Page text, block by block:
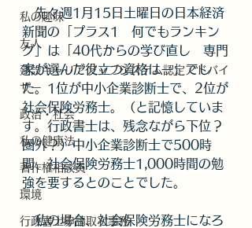
私の趣味
友人
建設キャリアアップシステム認定アドバイ
ザー
政治・社会
私の健康法
著作権相談員
環境
行政書士申請取次事務
先々週1月15日土曜日の日本経済
新聞の「プラス1　何でもランキン
グ」は「40代からの学び直し　専門
家が選んだ役立つ資格はー」でし
た。1位が中小企業診断士で、2位が
社会保険労務士。（と記憶していま
す。行政書士は、残念ながら下位？
圏外？）中小企業診断士で500時
間、社会保険労務士1,000時間の勉
強を要するとのことでした。
私の場合、社会保険労務士になろ